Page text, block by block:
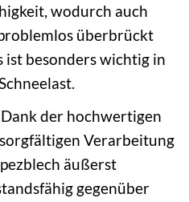
wodurch auch
überbrückt
ist besonders wichtig in
Dank der hochwertigen
Verarbeitung
äußerst
gegenüber